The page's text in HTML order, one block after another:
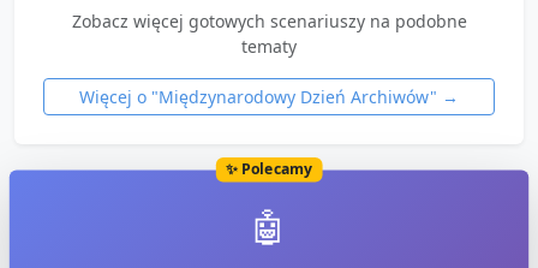
Zobacz więcej gotowych scenariuszy na podobne
tematy
Więcej o "Międzynarodowy Dzień Archiwów" →
✨ Polecamy
🤖